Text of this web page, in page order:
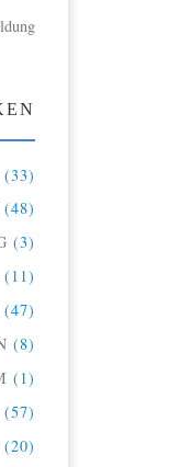
(33)
(48)
(3)
(11)
(47)
(8)
(1)
(57)
(20)